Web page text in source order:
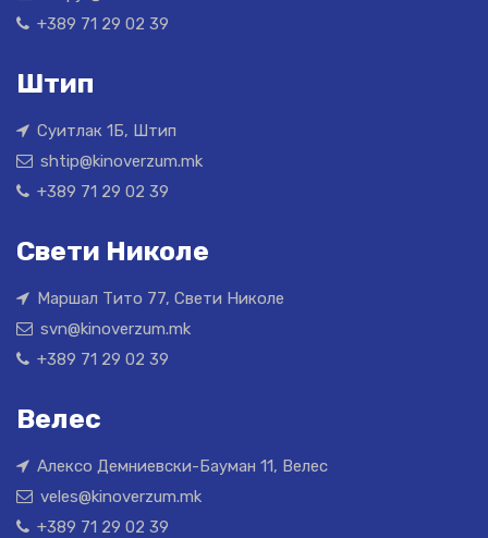
+389 71 29 02 39
Штип
Суитлак 1Б, Штип
shtip@kinoverzum.mk
+389 71 29 02 39
Свети Николе
Маршал Тито 77, Свети Николе
svn@kinoverzum.mk
+389 71 29 02 39
Велес
Алексо Демниевски-Бауман 11, Велес
veles@kinoverzum.mk
+389 71 29 02 39